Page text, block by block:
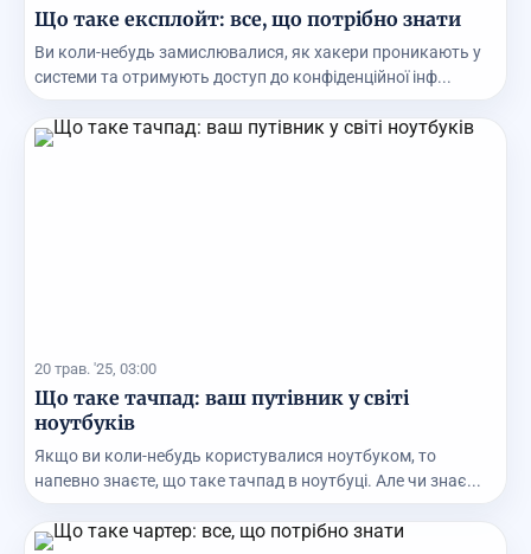
Що таке експлойт: все, що потрібно знати
Ви коли-небудь замислювалися, як хакери проникають у
системи та отримують доступ до конфіденційної інф...
20 трав. '25, 03:00
Що таке тачпад: ваш путівник у світі
ноутбуків
Якщо ви коли-небудь користувалися ноутбуком, то
напевно знаєте, що таке тачпад в ноутбуці. Але чи знає...